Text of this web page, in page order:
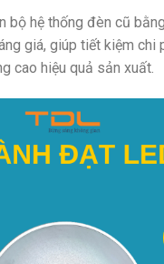
bộ hệ thống đèn cũ
giá, giúp tiết kiệm chi
cao hiệu quả sản xuất.